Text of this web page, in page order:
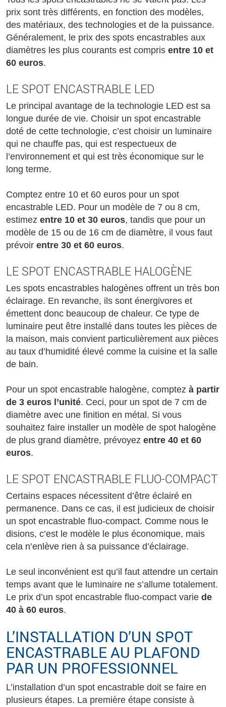
prix sont très différents, en fonction des modèles,
des matériaux, des technologies et de la puissance.
Généralement, le prix des spots encastrables aux
diamètres les plus courants est compris entre 10 et
60 euros.
LE SPOT ENCASTRABLE LED
Le principal avantage de la technologie LED est sa
longue durée de vie. Choisir un spot encastrable
doté de cette technologie, c’est choisir un luminaire
qui ne chauffe pas, qui est respectueux de
l’environnement et qui est très économique sur le
long terme.
Comptez entre 10 et 60 euros pour un spot
encastrable LED. Pour un modèle de 7 ou 8 cm,
estimez entre 10 et 30 euros, tandis que pour un
modèle de 15 ou de 16 cm de diamètre, il vous faut
prévoir entre 30 et 60 euros.
LE SPOT ENCASTRABLE HALOGÈNE
Les spots encastrables halogènes offrent un très bon
éclairage. En revanche, ils sont énergivores et
émettent donc beaucoup de chaleur. Ce type de
luminaire peut être installé dans toutes les pièces de
la maison, mais convient particulièrement aux pièces
au taux d’humidité élevé comme la cuisine et la salle
de bain.
Pour un spot encastrable halogène, comptez à partir
de 3 euros l’unité. Ceci, pour un spot de 7 cm de
diamètre avec une finition en métal. Si vous
souhaitez faire installer un modèle de spot halogène
de plus grand diamètre, prévoyez entre 40 et 60
euros.
LE SPOT ENCASTRABLE FLUO-COMPACT
Certains espaces nécessitent d’être éclairé en
permanence. Dans ce cas, il est judicieux de choisir
un spot encastrable fluo-compact. Comme nous le
disions, c’est le modèle le plus économique, mais
cela n’enlève rien à sa puissance d’éclairage.
Le seul inconvénient est qu’il faut attendre un certain
temps avant que le luminaire ne s’allume totalement.
Le prix d’un spot encastrable fluo-compact varie de
40 à 60 euros.
L’INSTALLATION D’UN SPOT
ENCASTRABLE AU PLAFOND
PAR UN PROFESSIONNEL
L’installation d’un spot encastrable doit se faire en
plusieurs étapes. La première étape consiste à